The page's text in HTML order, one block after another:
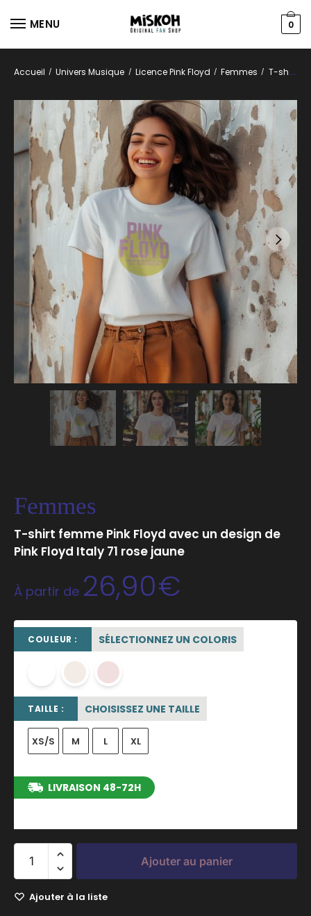
MENU 0
Accueil / Univers Musique / Licence Pink Floyd / Femmes / T-shirts
Femmes
T-shirt femme Pink Floyd avec un design de
Pink Floyd Italy 71 rose jaune
À partir de 26,90€
COULEUR : SÉLECTIONNEZ UN COLORIS
blanc
TAILLE : CHOISISSEZ UNE TAILLE
XS/S M L XL
LIVRAISON 48-72H
Ajouter au panier
Ajouter à la liste